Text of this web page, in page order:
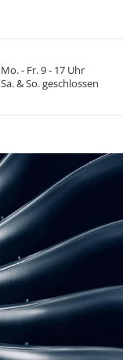
Mo. - Fr. 9 - 17 Uhr
Sa. & So. geschlossen